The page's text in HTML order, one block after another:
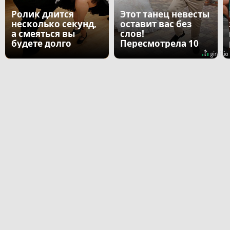
Ролик длится
несколько секунд,
а смеяться вы
будете долго
Этот танец невесты
оставит вас без
слов!
Пересмотрела 10